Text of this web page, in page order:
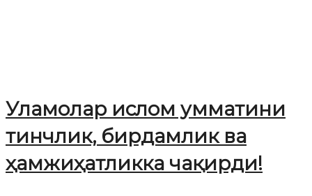
Уламолар ислом умматини
тинчлик, бирдамлик ва
ҳамжиҳатликка чақирди!